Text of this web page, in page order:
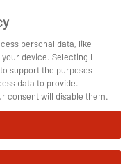
personal data, like
device. Selecting I
support the purposes
data to provide.
consent will disable them.
ads you see may not be
menu to change your
[or the floating